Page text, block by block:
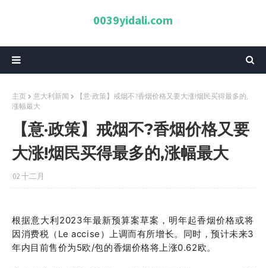
0039yidali.com
主页 意大利新闻
【意·政策】戒烟不?香烟价格又要大涨!烟民买得最多的,
涨幅最大
【意·政策】戒烟不?香烟价格又要
大涨!烟民买得最多的,涨幅最大
02 十二月
根据意大利2023年最新预算案草案，明年起香烟价格或将
因消费税（Le accise）上调而有所增长。同时，预计未来3
年内目前售价为5欧/包的香烟价格将上涨0.62欧。